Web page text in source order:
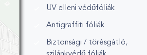
UV elleni védőfóliák
Antigraffiti fóliák
Biztonsági / törésgátló,